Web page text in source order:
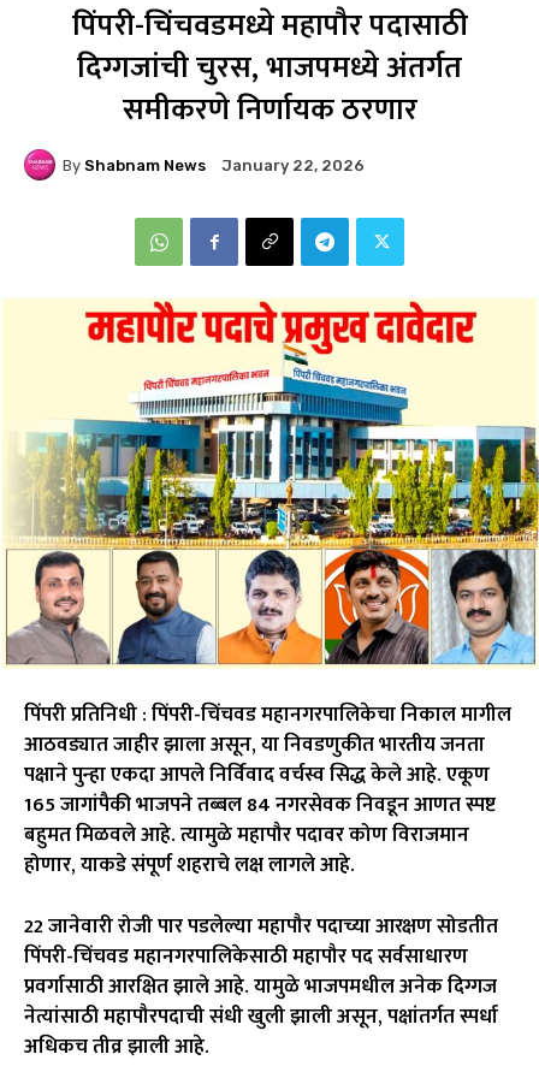
पिंपरी-चिंचवडमध्ये महापौर पदासाठी
दिग्गजांची चुरस, भाजपमध्ये अंतर्गत
समीकरणे निर्णायक ठरणार
By Shabnam News January 22, 2026
पिंपरी प्रतिनिधी : पिंपरी-चिंचवड महानगरपालिकेचा निकाल मागील
आठवड्यात जाहीर झाला असून, या निवडणुकीत भारतीय जनता
पक्षाने पुन्हा एकदा आपले निर्विवाद वर्चस्व सिद्ध केले आहे. एकूण
165 जागांपैकी भाजपने तब्बल 84 नगरसेवक निवडून आणत स्पष्ट
बहुमत मिळवले आहे. त्यामुळे महापौर पदावर कोण विराजमान
होणार, याकडे संपूर्ण शहराचे लक्ष लागले आहे.
22 जानेवारी रोजी पार पडलेल्या महापौर पदाच्या आरक्षण सोडतीत
पिंपरी-चिंचवड महानगरपालिकेसाठी महापौर पद सर्वसाधारण
प्रवर्गासाठी आरक्षित झाले आहे. यामुळे भाजपमधील अनेक दिग्गज
नेत्यांसाठी महापौरपदाची संधी खुली झाली असून, पक्षांतर्गत स्पर्धा
अधिकच तीव्र झाली आहे.